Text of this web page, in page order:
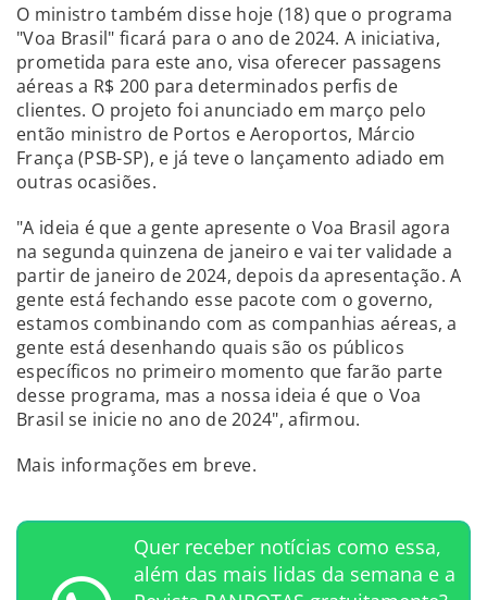
O ministro também disse hoje (18) que o programa
"Voa Brasil" ficará para o ano de 2024. A iniciativa,
prometida para este ano, visa oferecer passagens
aéreas a R$ 200 para determinados perfis de
clientes. O projeto foi anunciado em março pelo
então ministro de Portos e Aeroportos, Márcio
França (PSB-SP), e já teve o lançamento adiado em
outras ocasiões.
"A ideia é que a gente apresente o Voa Brasil agora
na segunda quinzena de janeiro e vai ter validade a
partir de janeiro de 2024, depois da apresentação. A
gente está fechando esse pacote com o governo,
estamos combinando com as companhias aéreas, a
gente está desenhando quais são os públicos
específicos no primeiro momento que farão parte
desse programa, mas a nossa ideia é que o Voa
Brasil se inicie no ano de 2024", afirmou.
Mais informações em breve.
Quer receber notícias como essa,
além das mais lidas da semana e a